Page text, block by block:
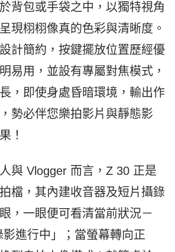
背包或手袋之中，以獨特視角
現栩栩像真的色彩與清晰度。
計簡約，按鍵擺放位置歷經優
易用，並設有專屬對焦模式，
，即使身處昏暗環境，輸出作
勢必伴您樂拍影片與靜態影
！
與 Vlogger 而言，Z 30 正是
檔，其內建收音器及短片攝錄
，一眼便可看清當前狀況－
進行中」；當螢幕轉向正